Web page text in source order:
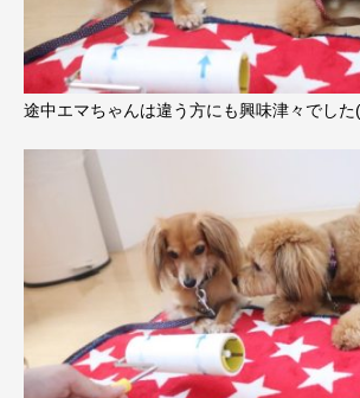
途中エマちゃんは違う方にも興味津々でした